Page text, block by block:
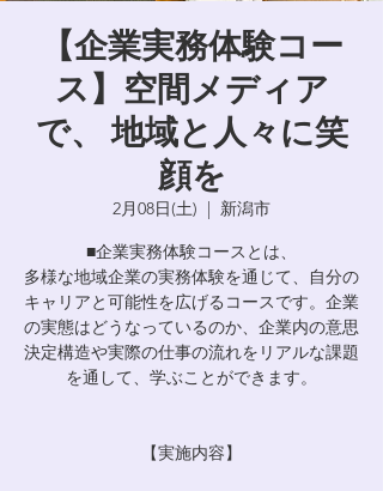
【企業実務体験コー
ス】空間メディア
で、 地域と人々に笑
顔を
2月08日(土)
  |
新潟市
■企業実務体験コースとは、
多様な地域企業の実務体験を通じて、自分の
キャリアと可能性を広げるコースです。企業
の実態はどうなっているのか、企業内の意思
決定構造や実際の仕事の流れをリアルな課題
を通して、学ぶことができます。
【実施内容】